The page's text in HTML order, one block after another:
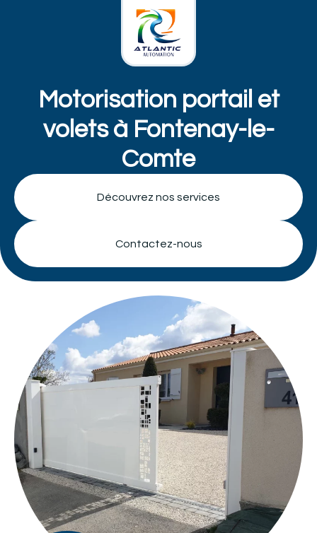
Motorisation portail et
volets à Fontenay-le-
Comte
Découvrez nos services
Contactez-nous
Panneau de gestion des cookies